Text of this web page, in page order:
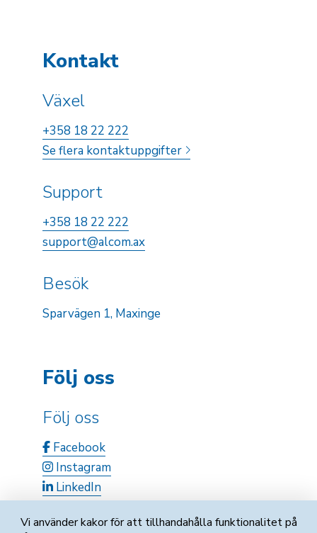
Kontakt
Växel
+358 18 22 222
Se flera kontaktuppgifter
Support
+358 18 22 222
support@alcom.ax
Besök
Sparvägen 1, Maxinge
Följ oss
Följ oss
Facebook
Instagram
LinkedIn
Vi använder kakor för att tillhandahålla funktionalitet på